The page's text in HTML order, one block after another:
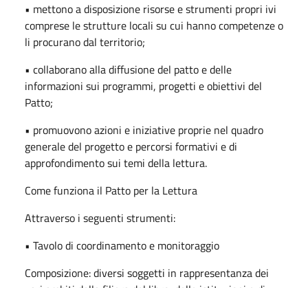
• mettono a disposizione risorse e strumenti propri ivi
comprese le strutture locali su cui hanno competenze o
li procurano dal territorio;
• collaborano alla diffusione del patto e delle
informazioni sui programmi, progetti e obiettivi del
Patto;
• promuovono azioni e iniziative proprie nel quadro
generale del progetto e percorsi formativi e di
approfondimento sui temi della lettura.
Come funziona il Patto per la Lettura
Attraverso i seguenti strumenti:
• Tavolo di coordinamento e monitoraggio
Composizione: diversi soggetti in rappresentanza dei